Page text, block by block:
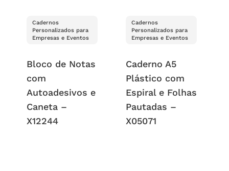
Cadernos
Personalizados para
Empresas e Eventos
Bloco de Notas
com
Autoadesivos e
Caneta –
X12244
Cadernos
Personalizados para
Empresas e Eventos
Caderno A5
Plástico com
Espiral e Folhas
Pautadas –
X05071